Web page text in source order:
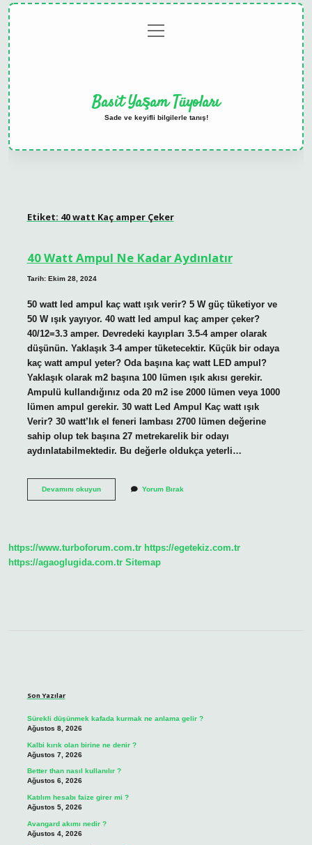
menüyü
aç
Basit Yaşam Tüyoları
Sade ve keyifli bilgilerle tanış!
Etiket: 40 watt Kaç amper Çeker
40 Watt Ampul Ne Kadar Aydınlatır
Tarih: Ekim 28, 2024
50 watt led ampul kaç watt ışık verir? 5 W güç tüketiyor ve
50 W ışık yayıyor. 40 watt led ampul kaç amper çeker?
40/12=3.3 amper. Devredeki kayıpları 3.5-4 amper olarak
düşünün. Yaklaşık 3-4 amper tüketecektir. Küçük bir odaya
kaç watt ampul yeter? Oda başına kaç watt LED ampul?
Yaklaşık olarak m2 başına 100 lümen ışık akısı gerekir.
Ampulü kullandığınız oda 20 m2 ise 2000 lümen veya 1000
lümen ampul gerekir. 30 watt Led Ampul Kaç watt ışık
Verir? 30 watt’lık el feneri lambası 2700 lümen değerine
sahip olup tek başına 27 metrekarelik bir odayı
aydınlatabilmektedir. Bu değerle oldukça yeterli…
Devamını okuyun40
Yorum Bırak
https://www.turboforum.com.tr https://egetekiz.com.tr
https://agaoglugida.com.tr Sitemap
Son Yazılar
Sürekli düşünmek kafada kurmak ne anlama gelir ?
Ağustos 8, 2026
Kalbi kırık olan birine ne denir ?
Ağustos 7, 2026
Better than nasıl kullanılır ?
Ağustos 6, 2026
Katılım hesabı faize girer mi ?
Ağustos 5, 2026
Avangard akımı nedir ?
Ağustos 4, 2026